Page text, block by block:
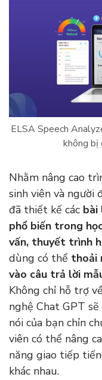
ELSA Speech
không bị
Nhằm nâng cao
sinh viên và người
đã thiết kế các bài
phổ biến trong
vấn, thuyết trình
dùng có thể thoải
vào câu trả lời
Không chỉ hỗ trợ
nghệ Chat GPT
nói của bạn chỉn
viên có thể nâng
năng giao tiếp
khác nhau.